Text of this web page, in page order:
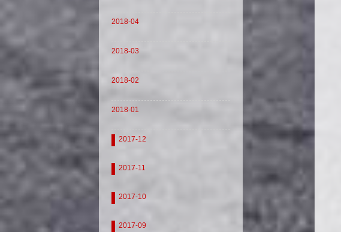
2018-04
2018-03
2018-02
2018-01
2017-12
2017-11
2017-10
2017-09